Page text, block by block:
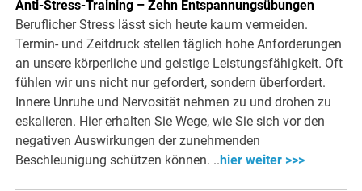
Anti-Stress-Training – Zehn Entspannungsübungen
Beruflicher Stress lässt sich heute kaum vermeiden.
Termin- und Zeitdruck stellen täglich hohe Anforderungen
an unsere körperliche und geistige Leistungsfähigkeit. Oft
fühlen wir uns nicht nur gefordert, sondern überfordert.
Innere Unruhe und Nervosität nehmen zu und drohen zu
eskalieren. Hier erhalten Sie Wege, wie Sie sich vor den
negativen Auswirkungen der zunehmenden
Beschleunigung schützen können. .. hier weiter >>>